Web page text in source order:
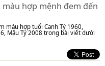
màu hợp mệnh đem đến
màu hợp tuổi Canh Tý 1960,
Mậu Tý 2008 trong bài viết dưới